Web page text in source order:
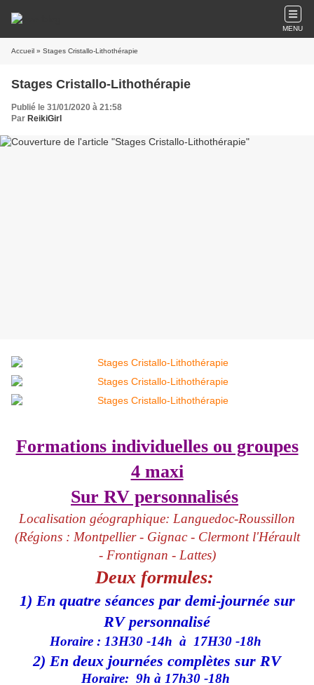
MENU
Accueil » Stages Cristallo-Lithothérapie
Stages Cristallo-Lithothérapie
Publié le 31/01/2020 à 21:58
Par ReikiGirl
Formations individuelles ou groupes
4 maxi
Sur RV personnalisés
Localisation géographique: Languedoc-Roussillon
(Régions : Montpellier - Gignac - Clermont l'Hérault
- Frontignan - Lattes)
Deux formules:
1) En quatre séances par demi-journée sur
RV personnalisé
Horaire : 13H30 -14h à 17H30 -18h
2) En deux journées complètes sur RV
Horaire: 9h à 17h30 -18h